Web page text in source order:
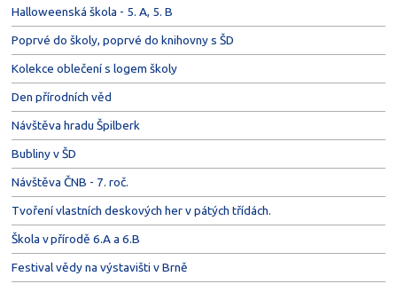
Halloweenská škola - 5. A, 5. B
Poprvé do školy, poprvé do knihovny s ŠD
Kolekce oblečení s logem školy
Den přírodních věd
Návštěva hradu Špilberk
Bubliny v ŠD
Návštěva ČNB - 7. roč.
Tvoření vlastních deskových her v pátých třídách.
Škola v přírodě 6.A a 6.B
Festival vědy na výstavišti v Brně